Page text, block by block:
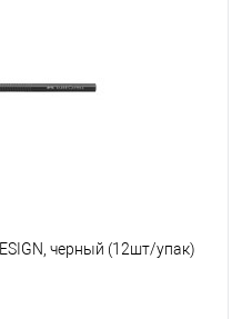
черный (12шт/упак)